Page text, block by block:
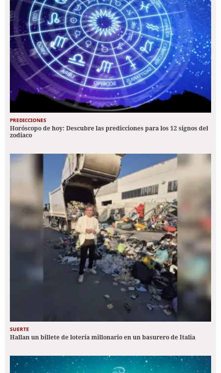
PREDICCIONES
Horóscopo de hoy: Descubre las predicciones para los 12 signos del
zodiaco
SUERTE
Hallan un billete de lotería millonario en un basurero de Italia